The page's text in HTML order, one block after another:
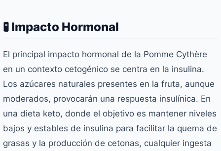
🧪 Impacto Hormonal
El principal impacto hormonal de la Pomme Cythère
en un contexto cetogénico se centra en la insulina.
Los azúcares naturales presentes en la fruta, aunque
moderados, provocarán una respuesta insulínica. En
una dieta keto, donde el objetivo es mantener niveles
bajos y estables de insulina para facilitar la quema de
grasas y la producción de cetonas, cualquier ingesta